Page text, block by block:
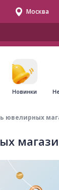
Москва
Новинки
ювелирных